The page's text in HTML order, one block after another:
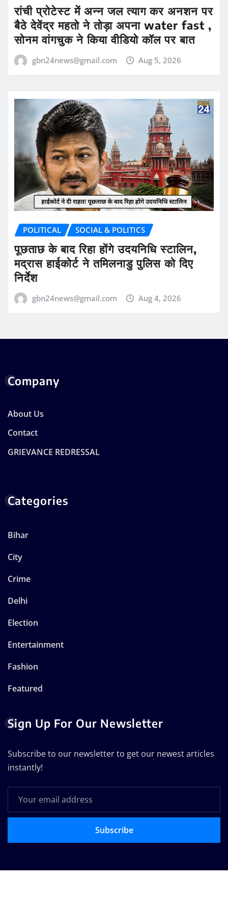
रांची प्रोटेस्ट में अन्न जल त्याग कर अनशन पर
बैठे देवेंद्र महतो ने तोड़ा अपना water fast ,
सोनम वांगचुक ने किया वीडियो कॉल पर बात
gbn24news@gmail.com Aug 5, 2026
POLITICAL SOCIAL & POLITICS
पूछताछ के बाद रिहा होंगे उदयनिधि स्टालिन,
मद्रास हाईकोर्ट ने तमिलनाडु पुलिस को दिए
निर्देश
gbn24news@gmail.com Aug 4, 2026
Company
About Us
Contact
GRIEVANCE REDRESSAL
Categories
Bihar
City
Crime
Delhi
Election
Entertainment
Fashion
Featured
Sign Up For Our Newsletter
Subscribe to our newsletter to get our newest articles
instantly!
Subscribe